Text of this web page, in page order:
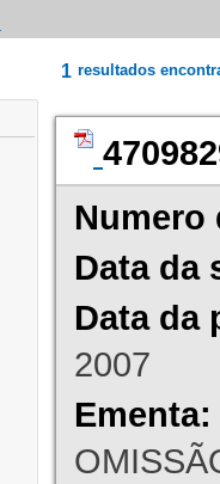
1 resultados
Numero
Data da
Data da
2007
Ementa: